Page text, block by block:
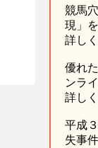
競馬
現」
詳し
優れ
ンラ
詳し
平成
失事